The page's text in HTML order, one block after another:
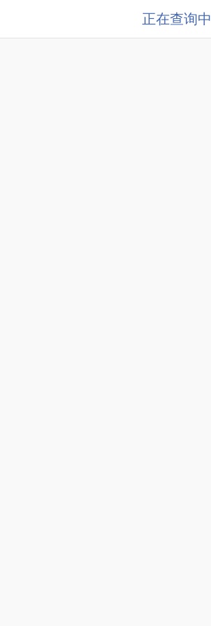
正在查询中